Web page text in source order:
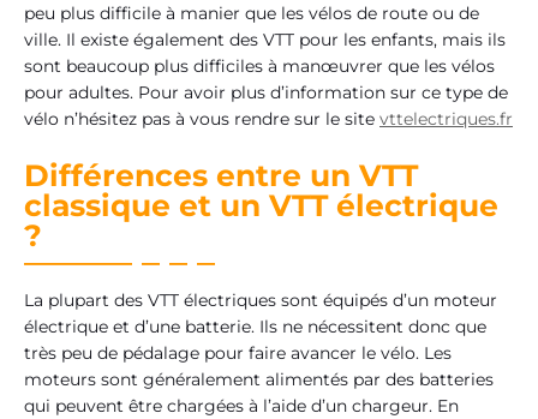
peu plus difficile à manier que les vélos de route ou de
ville. Il existe également des VTT pour les enfants, mais ils
sont beaucoup plus difficiles à manœuvrer que les vélos
pour adultes. Pour avoir plus d’information sur ce type de
vélo n’hésitez pas à vous rendre sur le site vttelectriques.fr
Différences entre un VTT
classique et un VTT électrique
?
La plupart des VTT électriques sont équipés d’un moteur
électrique et d’une batterie. Ils ne nécessitent donc que
très peu de pédalage pour faire avancer le vélo. Les
moteurs sont généralement alimentés par des batteries
qui peuvent être chargées à l’aide d’un chargeur. En